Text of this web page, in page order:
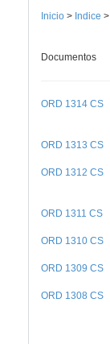
Inicio > Indice >
Documentos
ORD 1314 CS
ORD 1313 CS
ORD 1312 CS
ORD 1311 CS
ORD 1310 CS
ORD 1309 CS
ORD 1308 CS